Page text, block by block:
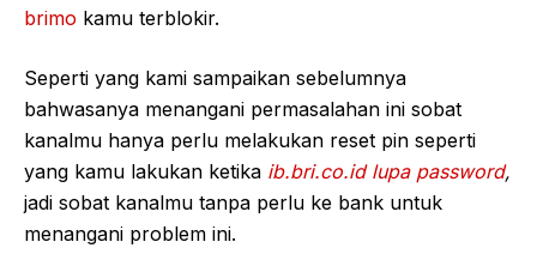
brimo kamu terblokir.
Seperti yang kami sampaikan sebelumnya
bahwasanya menangani permasalahan ini sobat
kanalmu hanya perlu melakukan reset pin seperti
yang kamu lakukan ketika ib.bri.co.id lupa password,
jadi sobat kanalmu tanpa perlu ke bank untuk
menangani problem ini.